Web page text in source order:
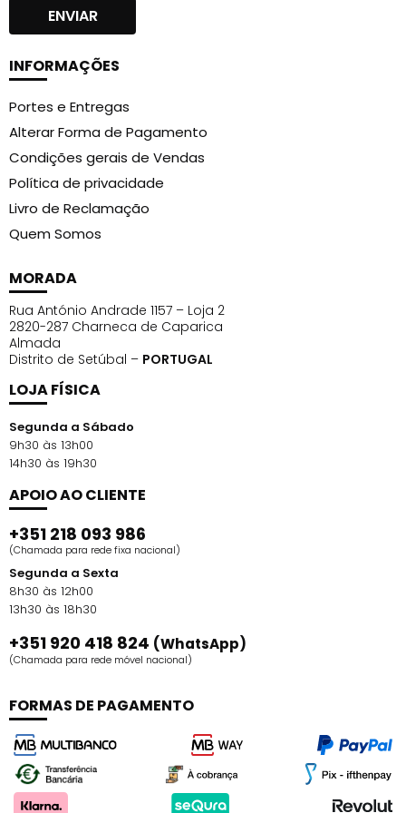
INFORMAÇÕES
Portes e Entregas
Alterar Forma de Pagamento
Condições gerais de Vendas
Política de privacidade
Livro de Reclamação
Quem Somos
MORADA
Rua António Andrade 1157 – Loja 2
2820-287 Charneca de Caparica
Almada
Distrito de Setúbal – PORTUGAL
LOJA FÍSICA
Segunda a Sábado
9h30 às 13h00
14h30 às 19h30
APOIO AO CLIENTE
+351 218 093 986
(Chamada para rede fixa nacional)
Segunda a Sexta
8h30 às 12h00
13h30 às 18h30
+351 920 418 824 (WhatsApp)
(Chamada para rede móvel nacional)
FORMAS DE PAGAMENTO